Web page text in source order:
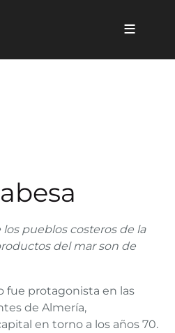
pueblos costeros de la
del mar son de
fue protagonista en las
de Almería,
en torno a los años 70.